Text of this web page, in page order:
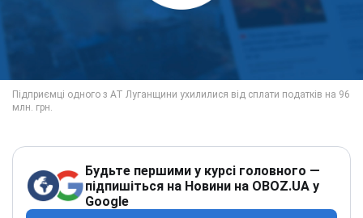
Будьте першими у курсі головного —
підпишіться на Новини на OBOZ.UA у
Google